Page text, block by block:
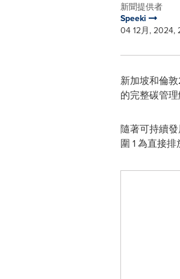
新聞提供者
Speeki
04 12月, 2024,
新加坡和倫敦
的完整碳管
隨著可持續
圍 1 為直接